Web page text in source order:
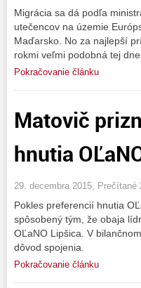
Migrácia sa dá podľa
utečencov na územie
Maďarsko. No za najlepší
rokmi veľmi podobná tej
Pokračovanie článku
Matovič
hnutia
29. decembra 2015, Prečítané
Pokles preferencií hnutia
spôsobený tým, že obaja
OĽaNO Lipšica. V
dôvod spojenia.
Pokračovanie článku